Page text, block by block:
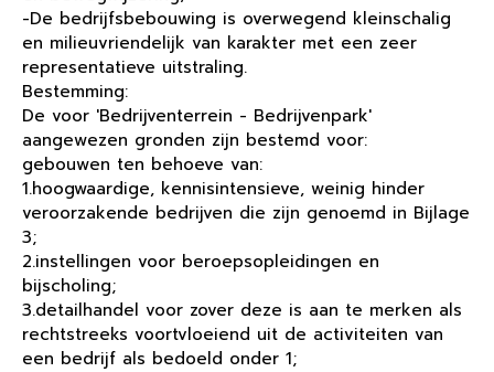
-De bedrijfsbebouwing is overwegend kleinschalig
en milieuvriendelijk van karakter met een zeer
representatieve uitstraling.
Bestemming:
De voor 'Bedrijventerrein - Bedrijvenpark'
aangewezen gronden zijn bestemd voor:
gebouwen ten behoeve van:
1.hoogwaardige, kennisintensieve, weinig hinder
veroorzakende bedrijven die zijn genoemd in Bijlage
3;
2.instellingen voor beroepsopleidingen en
bijscholing;
3.detailhandel voor zover deze is aan te merken als
rechtstreeks voortvloeiend uit de activiteiten van
een bedrijf als bedoeld onder 1;